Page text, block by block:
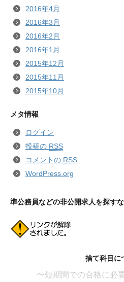
2016年4月
2016年3月
2016年2月
2016年1月
2015年12月
2015年11月
2015年10月
メタ情報
ログイン
投稿の RSS
コメントの RSS
WordPress.org
準公務員などの非公開求人を探す
捨て科目に
〜短期間での合格に必